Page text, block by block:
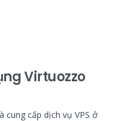
Virtuozzo
cung cấp dịch vụ VPS ở